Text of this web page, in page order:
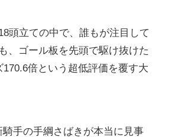
頭立ての中で、誰もが注目して
、ゴール板を先頭で駆け抜けた
倍という超低評価を覆す大
手の手綱さばきが本当に見事